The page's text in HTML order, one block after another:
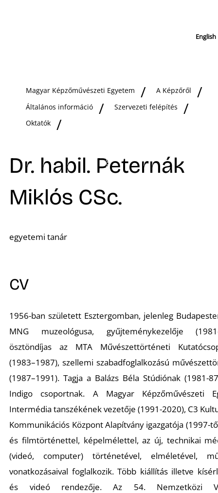
English
Magyar Képzőművészeti Egyetem
A Képzőről
Általános információ
Szervezeti felépítés
Oktatók
Dr. habil. Peternák
Miklós CSc.
egyetemi tanár
CV
1956-ban született Esztergomban, jelenleg
MNG muzeológusa, gyűjteménykezelője
ösztöndíjas az MTA Művészettörténeti
(1983–1987), szellemi szabadfoglalkozású
(1987–1991). Tagja a Balázs Béla Stúdiónak (1981-
Indigo csoportnak. A Magyar Képzőművészeti
Intermédia tanszékének vezetője (1991-2020), C3
Kommunikációs Központ Alapítvány igazgatója (1997-
és filmtörténettel, képelmélettel, az új, technikai
(videó, computer) történetével, elméletével,
vonatkozásaival foglalkozik. Több kiállítás illetve
és videó rendezője. Az 54. Nemzetközi